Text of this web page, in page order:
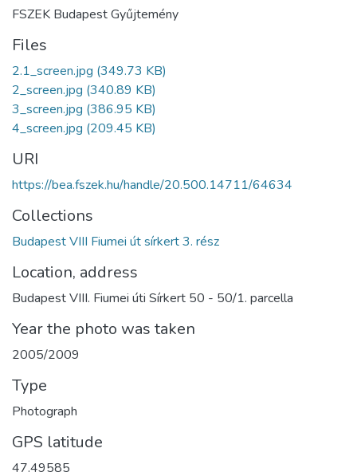
FSZEK Budapest Gyűjtemény
Files
2.1_screen.jpg (349.73 KB)
2_screen.jpg (340.89 KB)
3_screen.jpg (386.95 KB)
4_screen.jpg (209.45 KB)
URI
https://bea.fszek.hu/handle/20.500.14711/64634
Collections
Budapest VIII Fiumei út sírkert 3. rész
Location, address
Budapest VIII. Fiumei úti Sírkert 50 - 50/1. parcella
Year the photo was taken
2005/2009
Type
Photograph
GPS latitude
47.49585